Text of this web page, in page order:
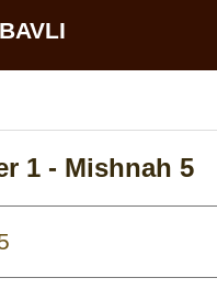
1 - Mishnah 5